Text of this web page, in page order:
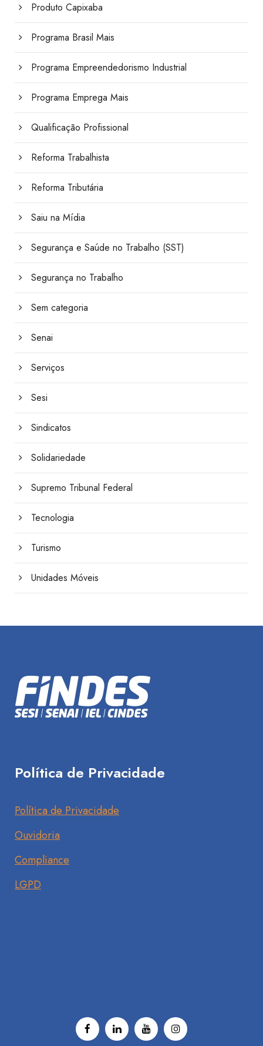
Produto Capixaba
Programa Brasil Mais
Programa Empreendedorismo Industrial
Programa Emprega Mais
Qualificação Profissional
Reforma Trabalhista
Reforma Tributária
Saiu na Mídia
Segurança e Saúde no Trabalho (SST)
Segurança no Trabalho
Sem categoria
Senai
Serviços
Sesi
Sindicatos
Solidariedade
Supremo Tribunal Federal
Tecnologia
Turismo
Unidades Móveis
Política de Privacidade
Política de Privacidade
Ouvidoria
Compliance
LGPD